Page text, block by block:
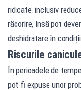
ridicate, inclusiv
răcorire, însă pot
deshidratare în
Riscurile
În perioadele de
pot fi expuse unor